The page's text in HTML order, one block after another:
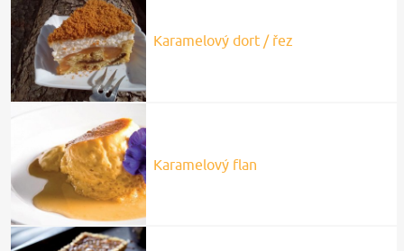
Karamelový dort / řez
Karamelový flan